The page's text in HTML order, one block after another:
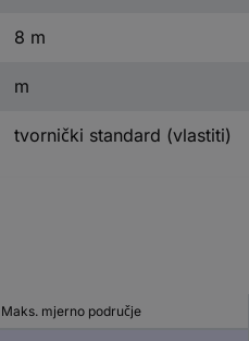
8 m
m
tvornički standard (vlastiti)
Maks. mjerno područje